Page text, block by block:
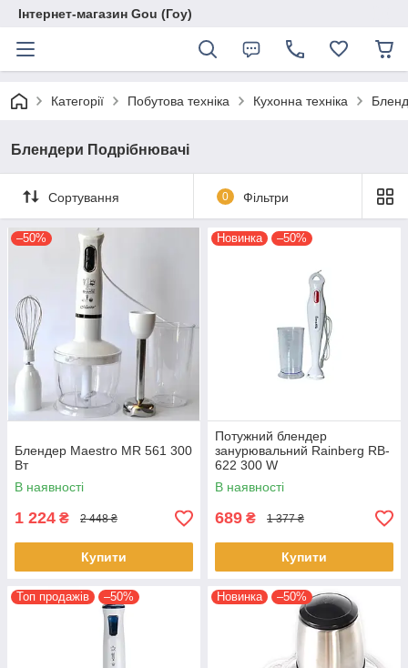
Інтернет-магазин Gou (Гоу)
Категорії Побутова техніка Кухонна техніка
Блендери Подрібнювачі
Сортування 0 Фільтри
–50%
Блендер Maestro MR 561 300
Вт
В наявності
1 224 ₴ 2 448 ₴
Купити
Новинка –50%
Потужний блендер
занурювальний Rainberg RB-
622 300 W
багатофункціональний
занурювальний ручний
В наявності
689 ₴ 1 377 ₴
Купити
Топ продажів –50% Новинка –50%